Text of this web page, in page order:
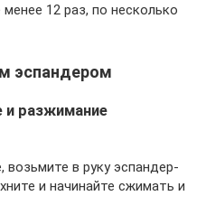
12 раз, по несколько
эспандером
и разжимание
возьмите в руку эспандер-
и начинайте сжимать и